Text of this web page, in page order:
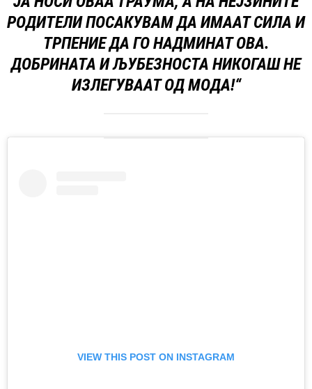
РОДИТЕЛИ ПОСАКУВАМ ДА ИМААТ СИЛА И
ТРПЕНИЕ ДА ГО НАДМИНАТ ОВА.
ДОБРИНАТА И ЉУБЕЗНОСТА НИКОГАШ НЕ
ИЗЛЕГУВААТ ОД МОДА!“
VIEW THIS POST ON INSTAGRAM